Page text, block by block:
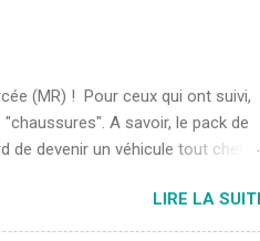
(MR) ! Pour ceux qui ont suivi,
A savoir, le pack de
de devenir un véhicule tout
sous la caisse : plaque de métal,
radiateur 4 pneus M+S (=Mud and
LIRE LA